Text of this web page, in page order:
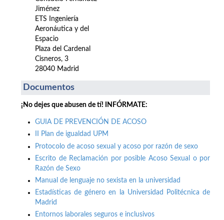
Jiménez
ETS Ingeniería
Aeronáutica y del
Espacio
Plaza del Cardenal
Cisneros, 3
28040 Madrid
Documentos
¡No dejes que abusen de tí! INFÓRMATE:
GUIA DE PREVENCIÓN DE ACOSO
II Plan de igualdad UPM
Protocolo de acoso sexual y acoso por razón de sexo
Escrito de Reclamación por posible Acoso Sexual o por
Razón de Sexo
Manual de lenguaje no sexista en la universidad
Estadísticas de género en la Universidad Politécnica de
Madrid
Entornos laborales seguros e inclusivos